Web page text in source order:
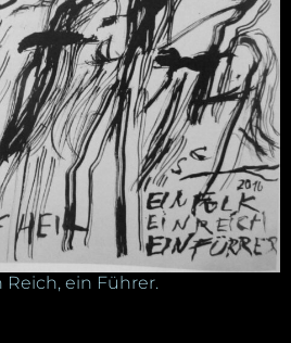
Reich, ein Führer.